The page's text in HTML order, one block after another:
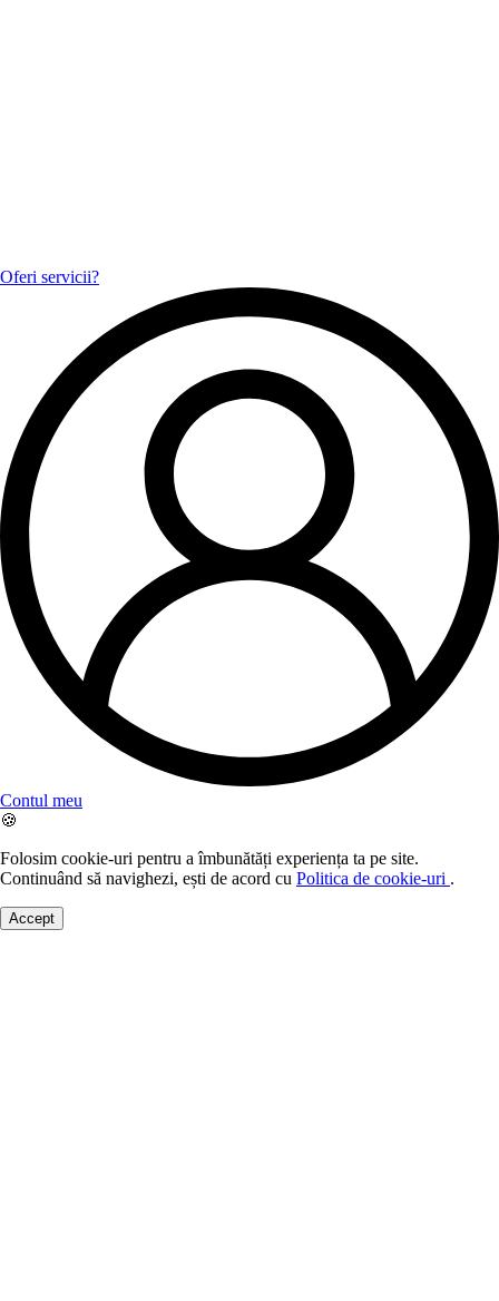
Oferi servicii?
Contul meu
🍪
Folosim cookie-uri pentru a îmbunătăți experiența ta pe site.
Continuând să navighezi, ești de acord cu Politica de cookie-uri .
Accept